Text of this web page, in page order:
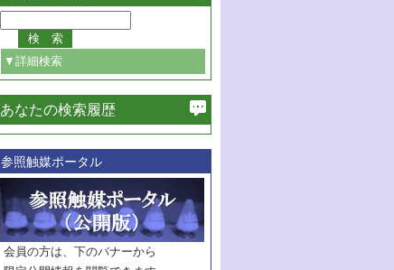
▼詳細検索
必ず含む
巻・号指定
巻
号
範囲指定
巻
号～
巻
号
あなたの検索履歴
参照触媒ポータル
会員の方は、下のバナーから